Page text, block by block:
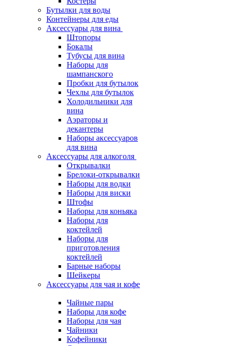
Бутылки для воды
Контейнеры для еды
Аксессуары для вина
Штопоры
Бокалы
Тубусы для вина
Наборы для
шампанского
Пробки для бутылок
Чехлы для бутылок
Холодильники для
вина
Аэраторы и
декантеры
Наборы аксессуаров
для вина
Аксессуары для алкоголя
Открывалки
Брелоки-открывалки
Наборы для водки
Наборы для виски
Штофы
Наборы для коньяка
Наборы для
коктейлей
Наборы для
приготовления
коктейлей
Барные наборы
Шейкеры
Аксессуары для чая и кофе
Чайные пары
Наборы для кофе
Наборы для чая
Чайники
Кофейники